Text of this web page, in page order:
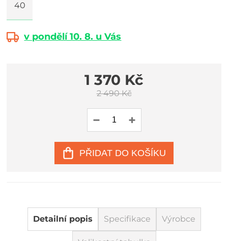
40
v pondělí 10. 8. u Vás
1 370 Kč
2 490 Kč
PŘIDAT DO KOŠÍKU
Detailní popis Specifikace Výrobce